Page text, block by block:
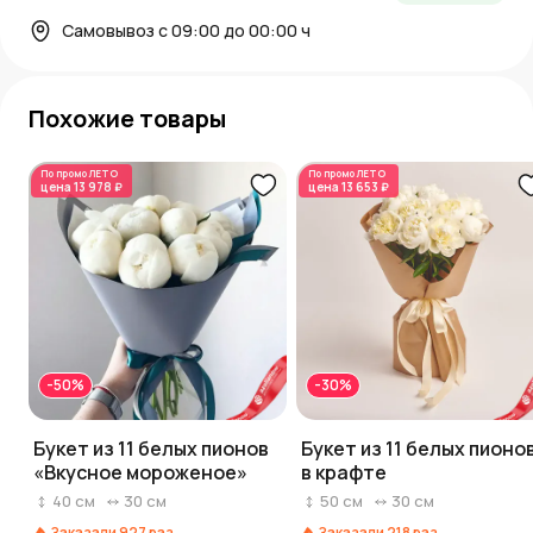
Самовывоз с 09:00 до 00:00 ч
Похожие товары
По промоЛЕТО
цена 13 978 ₽
-50%
Букет из 11 белых пионов
«Вкусное мороженое»
40 см 30 см
По промоЛЕТО
цена 13 653 ₽
-30%
Букет из 11 белых
в крафте
50 см 30 см